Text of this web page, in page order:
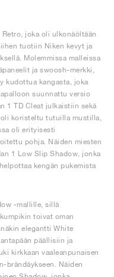
joka oli ulkonäöltään
tuotiin Niken kevyt ja
Molemmissa malleissa
ja swoosh-merkki,
kudottua kangasta, joka
suunnattu versio
1 TD Cleat julkaistiin sekä
koristeltu tutuilla mustilla,
oli erityisesti
pohja. Näiden miesten
1 Low Slip Shadow, jonka
kengän pukemista
-mallille, sillä
toivat oman
elegantti White
päällisiin ja
kirkkaan vaaleanpunaisen
brändäykseen. Näiden